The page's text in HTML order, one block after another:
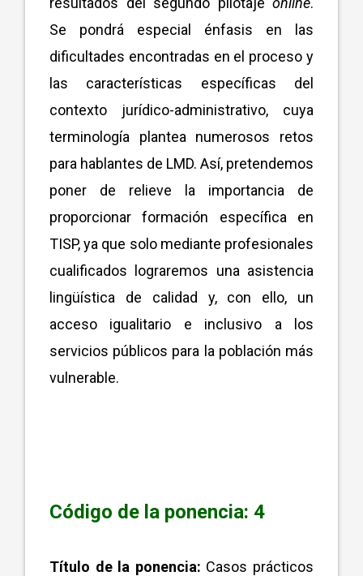
Se pondrá especial énfasis en las
dificultades encontradas en el proceso y
las características específicas del
contexto jurídico-administrativo, cuya
terminología plantea numerosos retos
para hablantes de LMD. Así, pretendemos
poner de relieve la importancia de
proporcionar formación específica en
TISP, ya que solo mediante profesionales
cualificados lograremos una asistencia
lingüística de calidad y, con ello, un
acceso igualitario e inclusivo a los
servicios públicos para la población más
vulnerable.
Código de la ponencia: 4
Título de la ponencia: Casos prácticos